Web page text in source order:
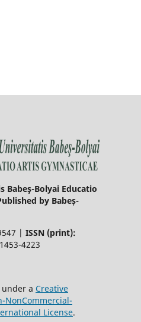
Bolyai Educatio
by Babeș-
| ISSN (print):
1453-4223
a Creative
NonCommercial-
License.